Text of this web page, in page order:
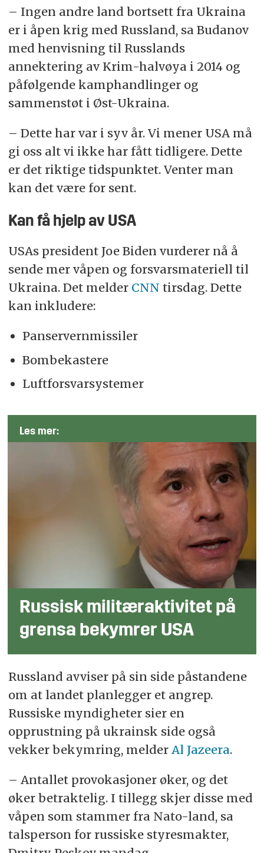
– Ingen andre land bortsett fra Ukraina
er i åpen krig med Russland, sa Budanov
med henvisning til Russlands
annektering av Krim-halvøya i 2014 og
påfølgende kamphandlinger og
sammenstøt i Øst-Ukraina.
– Dette har var i syv år. Vi mener USA må
gi oss alt vi ikke har fått tidligere. Dette
er det riktige tidspunktet. Venter man
kan det være for sent.
Kan få hjelp av USA
USAs president Joe Biden vurderer nå å
sende mer våpen og forsvarsmateriell til
Ukraina. Det melder CNN tirsdag. Dette
kan inkludere:
Panservernmissiler
Bombekastere
Luftforsvarsystemer
Les mer:
Russisk militæraktivitet på
grensa bekymrer USA
Russland avviser på sin side påstandene
om at landet planlegger et angrep.
Russiske myndigheter sier en
opprustning på ukrainsk side også
vekker bekymring, melder Al Jazeera.
– Antallet provokasjoner øker, og det
øker betraktelig. I tillegg skjer disse med
våpen som stammer fra Nato-land, sa
talsperson for russiske styresmakter,